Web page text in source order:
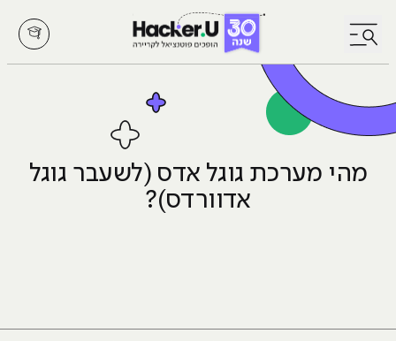
לחץ לפתיחת/סגירת תפריט
מהי מערכת גוגל אדס (לשעבר גוגל
אדוורדס)?